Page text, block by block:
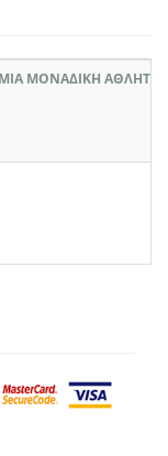
ΜΙΑ ΜΟΝΑΔΙΚΉ